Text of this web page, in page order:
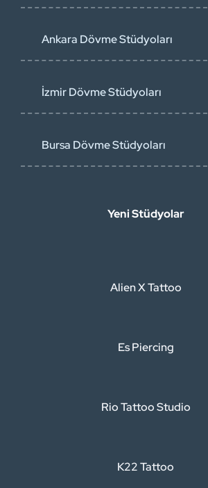
Ankara Dövme Stüdyoları
İzmir Dövme Stüdyoları
Bursa Dövme Stüdyoları
Yeni Stüdyolar
Alien X Tattoo
Es Piercing
Rio Tattoo Studio
K22 Tattoo